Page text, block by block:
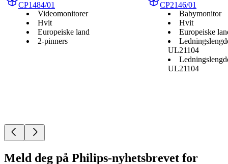
CP1484/01
Videomonitorer
Hvit
Europeiske land
2-pinners
CP2146/01
Babymonitor
Hvit
Europeiske
UL21104
UL21104
Meld deg på Philips-nyhetsbrevet for